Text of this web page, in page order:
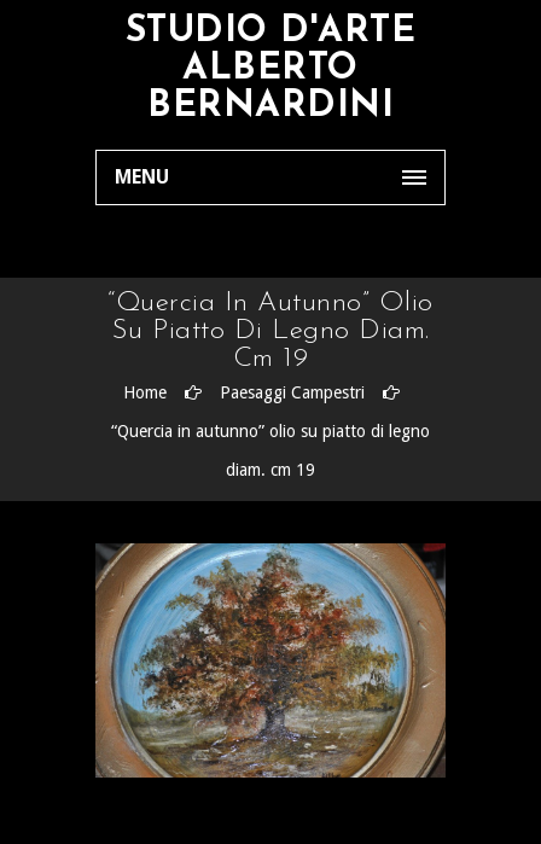
STUDIO D'ARTE
ALBERTO
BERNARDINI
MENU
“Quercia In Autunno” Olio
Su Piatto Di Legno Diam.
Cm 19
Home
Paesaggi Campestri
“Quercia in autunno” olio su piatto di legno
diam. cm 19